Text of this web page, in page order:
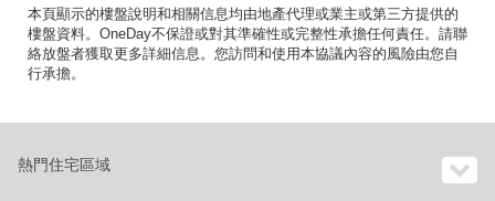
本頁顯示的樓盤說明和相關信息均由地產代理或業主或第三方提供的
樓盤資料。OneDay不保證或對其準確性或完整性承擔任何責任。請聯
絡放盤者獲取更多詳細信息。您訪問和使用本協議內容的風險由您自
行承擔。
熱門住宅區域